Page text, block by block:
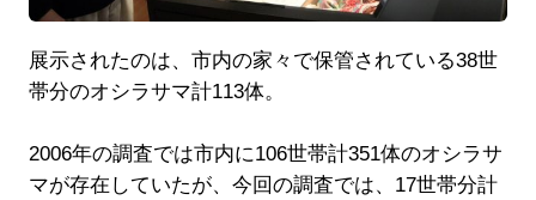
展示されたのは、市内の家々で保管されている38世
帯分のオシラサマ計113体。
2006年の調査では市内に106世帯計351体のオシラサ
マが存在していたが、今回の調査では、17世帯分計